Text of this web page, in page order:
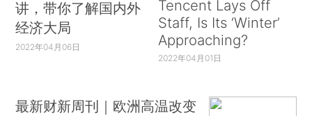
讲，带你了解国内外
经济大局
2022年04月06日
Tencent Lays Off
Staff, Is Its ‘Winter’
Approaching?
2022年04月01日
最新财新周刊｜欧洲高温改变